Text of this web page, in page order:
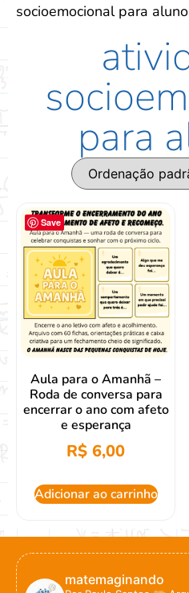
socioemocional para
para
Save
Aula para o Amanhã –
Roda de conversa para
encerrar o ano com afeto
e esperança
R$ 6,00
Adicionar ao carrinho
matemaginando